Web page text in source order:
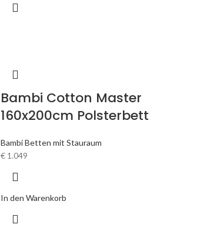
Bambi Cotton Master
160x200cm Polsterbett
Bambi Betten mit Stauraum
€ 1.049
In den Warenkorb